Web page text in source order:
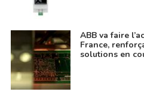
ABB va faire
France,
solutions en